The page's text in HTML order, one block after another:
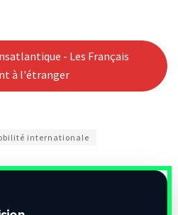
- Les Français
à l'étranger
internationale